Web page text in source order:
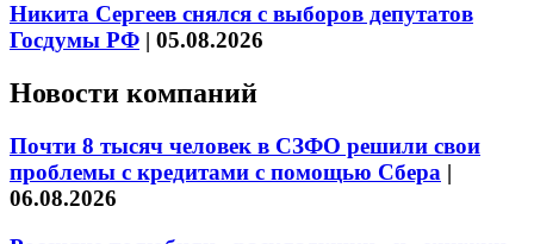
Никита Сергеев снялся с выборов депутатов
Госдумы РФ | 05.08.2026
Новости компаний
Почти 8 тысяч человек в СЗФО решили свои
проблемы с кредитами с помощью Сбера |
06.08.2026